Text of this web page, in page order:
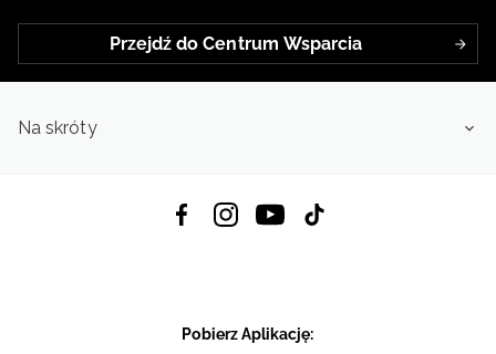
Przejdź do Centrum Wsparcia
Na skróty
Pobierz Aplikację: